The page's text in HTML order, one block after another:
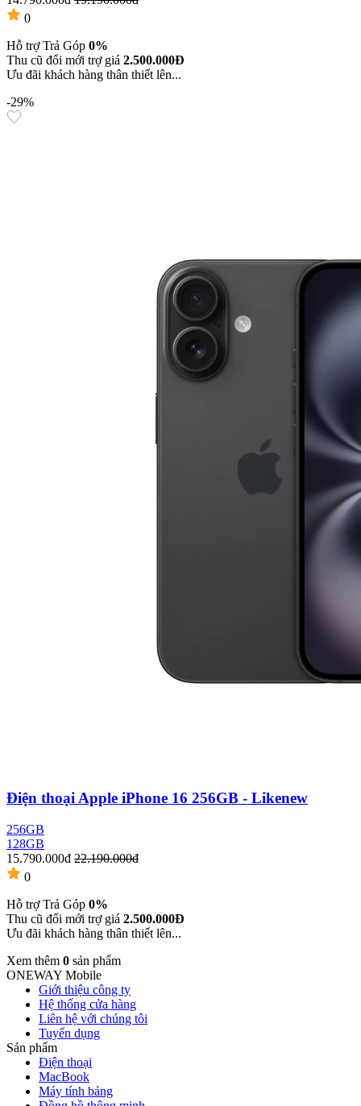
0
Hỗ trợ Trả Góp 0%
Thu cũ đổi mới trợ giá 2.500.000Đ
Ưu đãi khách hàng thân thiết lên...
-29%
Điện thoại Apple iPhone 16 256GB - Likenew
256GB
128GB
15.790.000đ 22.190.000đ
0
Hỗ trợ Trả Góp 0%
Thu cũ đổi mới trợ giá 2.500.000Đ
Ưu đãi khách hàng thân thiết lên...
Xem thêm 0 sản phẩm
ONEWAY Mobile
Giới thiệu công ty
Hệ thống cửa hàng
Liên hệ với chúng tôi
Tuyển dụng
Sản phẩm
Điện thoại
MacBook
Máy tính bảng